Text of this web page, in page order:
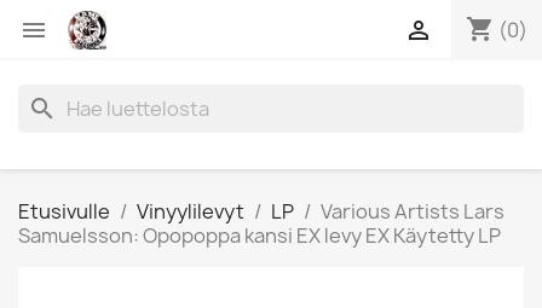
 shopping_cart (0)

search
Etusivulle Vinyylilevyt LP
Various Artists Lars
Samuelsson: Opopoppa kansi EX levy EX Käytetty LP